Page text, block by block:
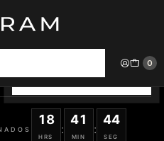
0
VER OFERTAS
18
HRS
:
41
MIN
:
44
SEG